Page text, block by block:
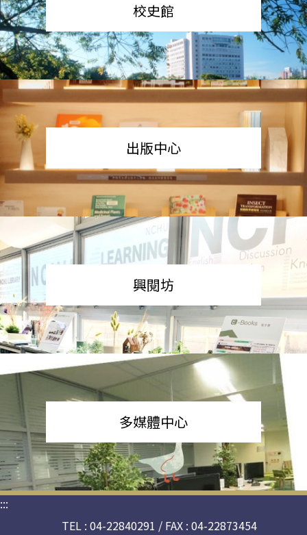
校史館
出版中心
興閱坊
多媒體中心
:::
TEL : 04-22840291 / FAX : 04-22873454